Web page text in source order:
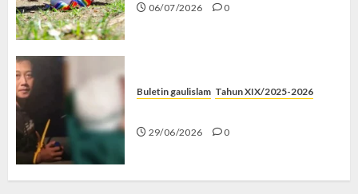
06/07/2026 0
Buletin gaulislam Tahun XIX/2025-2026
29/06/2026 0